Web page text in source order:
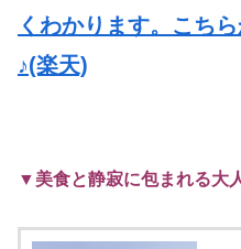
くわかります。こち
♪(楽天)
▼美食と静寂に包まれる大